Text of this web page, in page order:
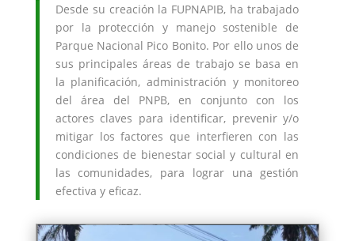
Desde su creación la FUPNAPIB, ha trabajado
por la protección y manejo sostenible de
Parque Nacional Pico Bonito. Por ello unos de
sus principales áreas de trabajo se basa en
la planificación, administración y monitoreo
del área del PNPB, en conjunto con los
actores claves para identificar, prevenir y/o
mitigar los factores que interfieren con las
condiciones de bienestar social y cultural en
las comunidades, para lograr una gestión
efectiva y eficaz.